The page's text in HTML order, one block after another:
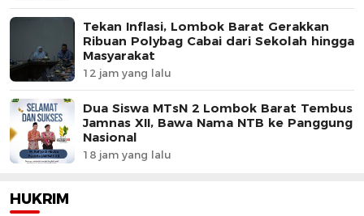
Tekan Inflasi, Lombok Barat Gerakkan
Ribuan Polybag Cabai dari Sekolah hingga
Masyarakat
12 jam yang lalu
Dua Siswa MTsN 2 Lombok Barat Tembus
Jamnas XII, Bawa Nama NTB ke Panggung
Nasional
18 jam yang lalu
HUKRIM